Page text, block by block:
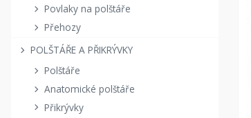
Povlaky na polštáře
Přehozy
POLŠTÁŘE A PŘIKRÝVKY
Polštáře
Anatomické polštáře
Přikrývky